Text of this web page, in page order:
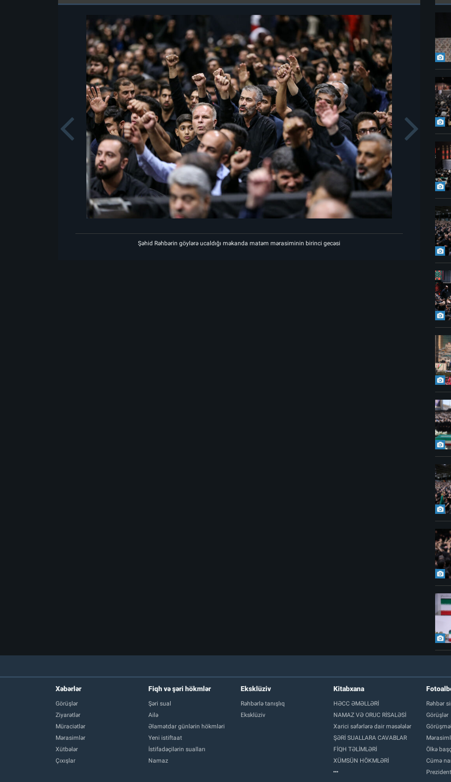
Şəhid Rəhbərin göylərə ucaldığı məkanda matəm mərasiminin birinci gecəsi
Previous
Xəbərlər
Görüşlər
Ziyarətlər
Müraciətlər
Mərasimlər
Xütbələr
Çıxışlar
Fiqh və şəri hökmlər
Şəri sual
Ailə
Əlamətdar günlərin hökmləri
Yeni istiftaat
İstifadəçilərin sualları
Namaz
Eksklüziv
Rəhbərlə tanışlıq
Eksklüziv
Kitabxana
HƏCC ƏMƏLLƏRİ
NAMAZ VƏ ORUC RİSALƏSİ
Xarici səfərlərə dair məsələlər
ŞƏRİ SUALLARA CAVABLAR
FİQH TƏLİMLƏRİ
XÜMSÜN HÖKMLƏRİ
Rəhbər
Görüşlər
Ölkə
Cümə